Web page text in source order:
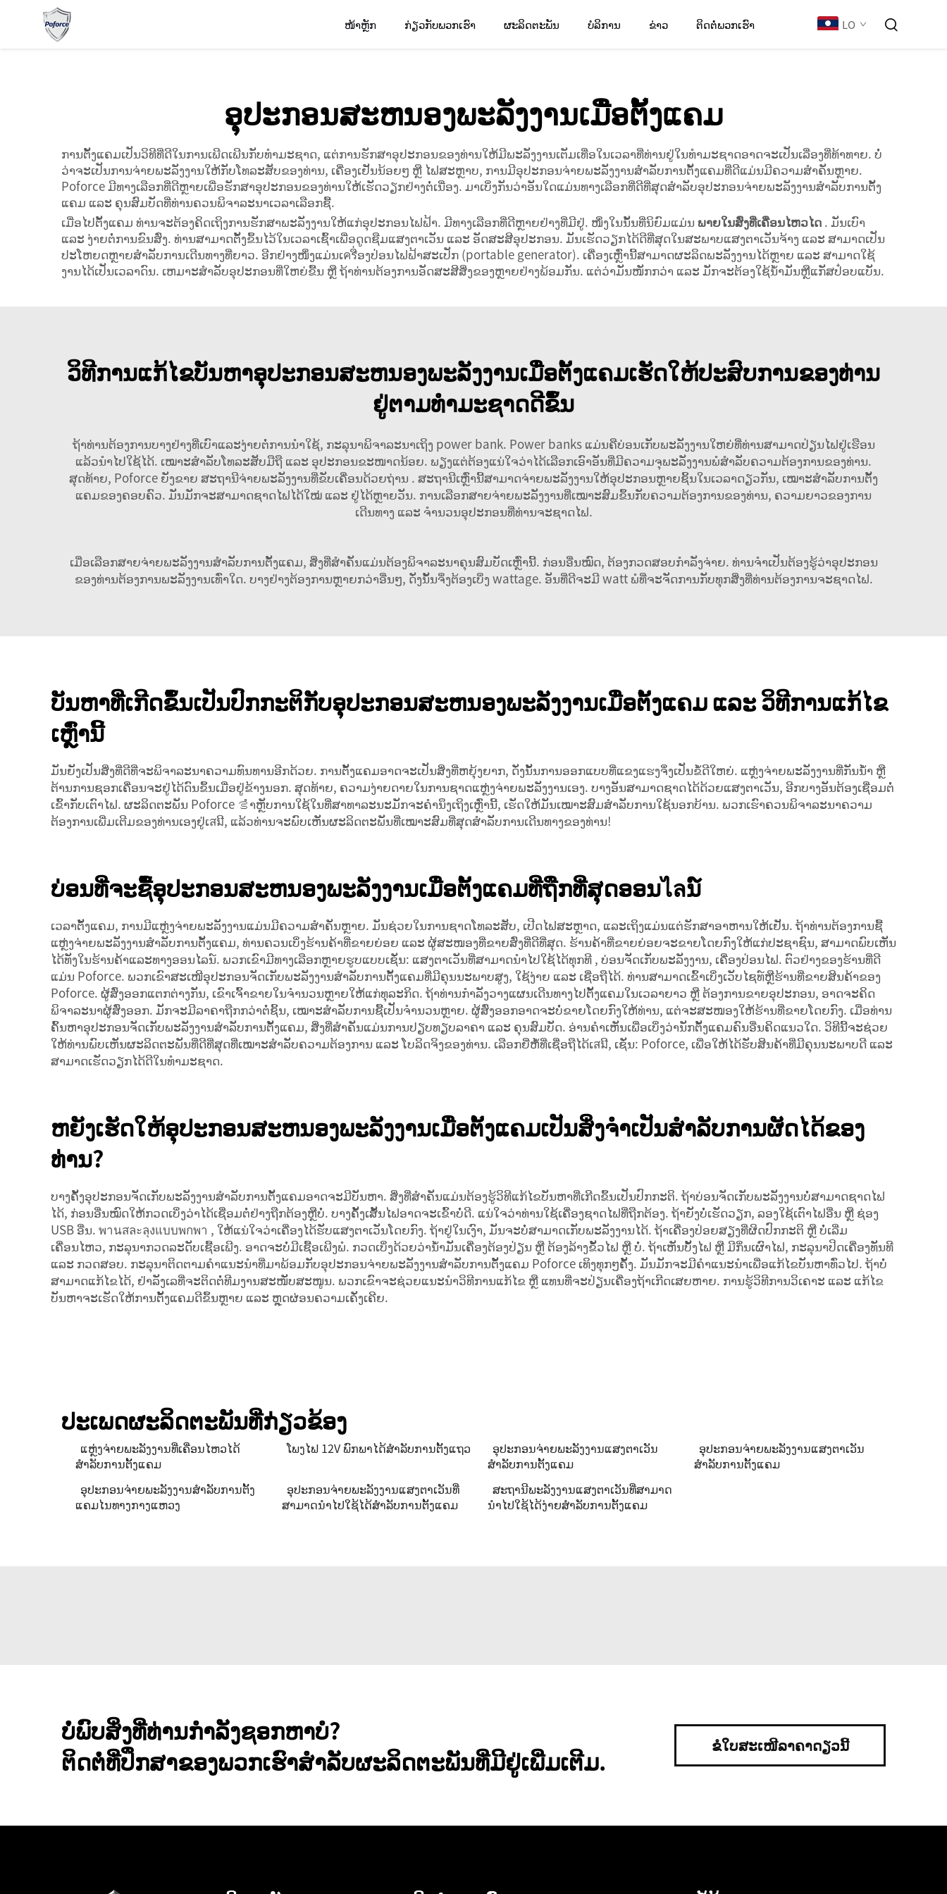
ໜ້າຫຼັກ ກ່ຽວກັບພວກເຮົາ ຜະລິດຕະພັນ ບໍລິການ ຂ່າວ ຕິດຕໍ່ພວກເຮົາ LO
ອຸປະກອນສະຫນອງພະລັງງານເມື່ອຕັ້ງແຄມ
ການຕັ້ງແຄມເປັນວິທີທີ່ດີໃນການເພີດເພີນກັບທຳມະຊາດ, ແຕ່ການຮັກສາອຸປະກອນຂອງທ່ານໃຫ້ມີພະລັງງານເຕັມເທື່ອໃນເວລາທີ່ທ່ານຢູ່ໃນທຳມະຊາດອາດຈະເປັນເລື່ອງທີ່ທ້າທາຍ. ບໍ່
ວ່າຈະເປັນການຈ່າຍພະລັງງານໃຫ້ກັບໂທລະສັບຂອງທ່ານ, ເຄື່ອງເຢັນນ້ອຍໆ ຫຼື ໄຟສະຫຼາບ, ການມີອຸປະກອນຈ່າຍພະລັງງານສຳລັບການຕັ້ງແຄມທີ່ດີແມ່ນມີຄວາມສຳຄັນຫຼາຍ.
Poforce ມີທາງເລືອກທີ່ດີຫຼາຍເພື່ອຮັກສາອຸປະກອນຂອງທ່ານໃຫ້ເຮັດວຽກຢ່າງຕໍ່ເນື່ອງ. ມາເບິ່ງກັນວ່າອັນໃດແມ່ນທາງເລືອກທີ່ດີທີ່ສຸດສຳລັບອຸປະກອນຈ່າຍພະລັງງານສຳລັບການຕັ້ງ
ແຄມ ແລະ ຄຸນສົມບັດທີ່ທ່ານຄວນພິຈາລະນາເວລາເລືອກຊື້.
ເມື່ອໄປຕັ້ງແຄມ ທ່ານຈະຕ້ອງຄິດເຖິງການຮັກສາພະລັງງານໃຫ້ແກ່ອຸປະກອນໄຟຟ້າ. ມີທາງເລືອກທີ່ດີຫຼາຍຢ່າງທີ່ມີຢູ່. ໜຶ່ງໃນນັ້ນທີ່ນິຍົມແມ່ນ ພາຍໃນສົ່ງທີ່ເຄື່ອນໄຫວໄດ . ມັນເບົາ
ແລະ ງ່າຍຕໍ່ການຂົນສົ່ງ. ທ່ານສາມາດຕັ້ງຂຶ້ນໄວ້ໃນເວລາເຊົ້າເພື່ອດູດຊືມແສງຕາເວັນ ແລະ ອັດສະສີອຸປະກອນ. ມັນເຮັດວຽກໄດ້ດີທີ່ສຸດໃນສະພາບແສງຕາເວັນຈ້າງ ແລະ ສາມາດເປັນ
ປະໂຫຍດຫຼາຍສຳລັບການເດີນທາງທີ່ຍາວ. ອີກຢ່າງໜຶ່ງແມ່ນເครື່ອງປ່ອນໄຟຟ້າສະເປັກ (portable generator). ເຄື່ອງເຫຼົ່ານີ້ສາມາດຜະລິດພະລັງງານໄດ້ຫຼາຍ ແລະ ສາມາດໃຊ້
ງານໄດ້ເປັນເວລາດົນ. ເຫມາະສຳລັບອຸປະກອນທີ່ໃຫຍ່ຂື້ນ ຫຼື ຖ້າທ່ານຕ້ອງການອັດສະສີສິ່ງຂອງຫຼາຍຢ່າງພ້ອມກັນ. ແຕ່ວ່າມັນໜັກກວ່າ ແລະ ມັກຈະຕ້ອງໃຊ້ນ້ຳມັນຫຼືແກັສປ໋ອບແບັນ.
ວິທີການແກ້ໄຂບັນຫາອຸປະກອນສະຫນອງພະລັງງານເມື່ອຕັ້ງແຄມເຮັດໃຫ້ປະສົບການຂອງທ່ານ
ຢູ່ຕາມທຳມະຊາດດີຂຶ້ນ
ຖ້າທ່ານຕ້ອງການບາງຢ່າງທີ່ເບົາແລະງ່າຍຕໍ່ການນຳໃຊ້, ກະລຸນາພິຈາລະນາເຖິງ power bank. Power banks ແມ່ນຄືບ່ອນເກັບພະລັງງານໃຫຍ່ທີ່ທ່ານສາມາດປ່ຽນໄຟຢູ່ເຮືອນ
ແລ້ວນຳໄປໃຊ້ໄດ້. ເໝາະສຳລັບໂທລະສັບມືຖື ແລະ ອຸປະກອນຂະໜາດນ້ອຍ. ພຽງແຕ່ຕ້ອງແນ່ໃຈວ່າໄດ້ເລືອກເອົາອັນທີ່ມີຄວາມຈຸພະລັງງານພໍສຳລັບຄວາມຕ້ອງການຂອງທ່ານ.
ສຸດທ້າຍ, Poforce ຍັງຂາຍ ສະຖານີຈ່າຍພະລັງງານທີ່ຂັບເຄື່ອນດ້ວຍຖ່ານ . ສະຖານີເຫຼົ່ານີ້ສາມາດຈ່າຍພະລັງງານໃຫ້ອຸປະກອນຫຼາຍຊິ້ນໃນເວລາດຽວກັນ, ເໝາະສຳລັບການຕັ້ງ
ແຄມຂອງຄອບຄົວ. ມັນມັກຈະສາມາດຊາດໄຟໄດ້ໃໝ່ ແລະ ຢູ່ໄດ້ຫຼາຍວັນ. ການເລືອກສາຍຈ່າຍພະລັງງານທີ່ເໝາະສົມຂຶ້ນກັບຄວາມຕ້ອງການຂອງທ່ານ, ຄວາມຍາວຂອງການ
ເດີນທາງ ແລະ ຈຳນວນອຸປະກອນທີ່ທ່ານຈະຊາດໄຟ.
ເມື່ອເລືອກສາຍຈ່າຍພະລັງງານສຳລັບການຕັ້ງແຄມ, ສິ່ງທີ່ສຳຄັນແມ່ນຕ້ອງພິຈາລະນາຄຸນສົມບັດເຫຼົ່ານີ້. ກ່ອນອື່ນໝົດ, ຕ້ອງກວດສອບກຳລັງຈ່າຍ. ທ່ານຈຳເປັນຕ້ອງຮູ້ວ່າອຸປະກອນ
ຂອງທ່ານຕ້ອງການພະລັງງານເທົ່າໃດ. ບາງຢ່າງຕ້ອງການຫຼາຍກວ່າອື່ນໆ, ດັ່ງນັ້ນຈຶ່ງຕ້ອງເບິ່ງ wattage. ອັນທີ່ດີຈະມີ watt ພໍທີ່ຈະຈັດການກັບທຸກສິ່ງທີ່ທ່ານຕ້ອງການຈະຊາດໄຟ.
ບັນຫາທີ່ເກີດຂຶ້ນເປັນປົກກະຕິກັບອຸປະກອນສະຫນອງພະລັງງານເມື່ອຕັ້ງແຄມ ແລະ ວິທີການແກ້ໄຂ
ເຫຼົ່ານີ້
ມັນຍັງເປັນສິ່ງທີ່ດີທີ່ຈະພິຈາລະນາຄວາມທົນທານອີກດ້ວຍ. ການຕັ້ງແຄມອາດຈະເປັນສິ່ງທີ່ຫຍຸ້ງຍາກ, ດັ່ງນັ້ນການອອກແບບທີ່ແຂງແຮງຈຶ່ງເປັນຂໍ້ດີໃຫຍ່. ແຫຼ່ງຈ່າຍພະລັງງານທີ່ກັນນ້ຳ ຫຼື
ຕ້ານການຊອກເຄື່ອນຈະຢູ່ໄດ້ດົນຂຶ້ນເມື່ອຢູ່ຂ້າງນອກ. ສຸດທ້າຍ, ຄວາມງ່າຍດາຍໃນການຊາດແຫຼ່ງຈ່າຍພະລັງງານເອງ. ບາງອັນສາມາດຊາດໄດ້ດ້ວຍແສງຕາເວັນ, ອີກບາງອັນຕ້ອງເຊື່ອມຕໍ່
ເຂົ້າກັບເຕົາໄຟ. ຜະລິດຕະພັນ Poforce ࡦຳຫຼັບການໃຊ້ໃນທີ່ສາທາລະນະມັກຈະຄຳນຶງເຖິງເຫຼົ່ານີ້, ເຮັດໃຫ້ມັນເໝາະສົມສຳລັບການໃຊ້ນອກບ້ານ. ພວກເຮົາຄວນພິຈາລະນາຄວາມ
ຕ້ອງການເພີ່ມເຕີມຂອງທ່ານເອງຢູ່ເสมີ, ແລ້ວທ່ານຈະພົບເຫັນຜະລິດຕະພັນທີ່ເໝາະສົມທີ່ສຸດສຳລັບການເດີນທາງຂອງທ່ານ!
ບ່ອນທີ່ຈະຊື້ອຸປະກອນສະຫນອງພະລັງງານເມື່ອຕັ້ງແຄມທີ່ຖືກທີ່ສຸດອອນไลນ໌
ເວລາຕັ້ງແຄມ, ການມີແຫຼ່ງຈ່າຍພະລັງງານແມ່ນມີຄວາມສຳຄັນຫຼາຍ. ມັນຊ່ວຍໃນການຊາດໂທລະສັບ, ເປີດໄຟສະຫຼາດ, ແລະເຖິງແມ່ນແຕ່ຮັກສາອາຫານໃຫ້ເຢັນ. ຖ້າທ່ານຕ້ອງການຊື້
ແຫຼ່ງຈ່າຍພະລັງງານສຳລັບການຕັ້ງແຄມ, ທ່ານຄວນເບິ່ງຮ້ານຄ້າທີ່ຂາຍຍ່ອຍ ແລະ ຜູ້ສະໜອງທີ່ຂາຍສົ່ງທີ່ດີທີ່ສຸດ. ຮ້ານຄ້າທີ່ຂາຍຍ່ອຍຈະຂາຍໂດຍກົງໃຫ້ແກ່ປະຊາຊົນ, ສາມາດພົບເຫັນ
ໄດ້ທັງໃນຮ້ານຄ້າແລະທາງອອນໄລນ໌. ພວກເຂົາມີທາງເລືອກຫຼາຍຮູບແບບເຊັ່ນ: ແສງຕາເວັນທີ່ສາມາດນຳໄປໃຊ້ໄດ້ທຸກທີ , ບ່ອນຈັດເກັບພະລັງງານ, ເຄື່ອງປ່ອນໄຟ. ຕົວຢ່າງຂອງຮ້ານທີ່ດີ
ແມ່ນ Poforce. ພວກເຂົາສະເໜີອຸປະກອນຈັດເກັບພະລັງງານສຳລັບການຕັ້ງແຄມທີ່ມີຄຸນນະພາບສູງ, ໃຊ້ງ່າຍ ແລະ ເຊື່ອຖືໄດ້. ທ່ານສາມາດເຂົ້າເບິ່ງເວັບໄຊທ໌ຫຼືຮ້ານທີ່ຂາຍສິນຄ້າຂອງ
Poforce. ຜູ້ສົ່ງອອກແຕກຕ່າງກັນ, ເຂົາເຈົ້າຂາຍໃນຈຳນວນຫຼາຍໃຫ້ແກ່ທຸລະກິດ. ຖ້າທ່ານກຳລັງວາງແຜນເດີນທາງໄປຕັ້ງແຄມໃນເວລາຍາວ ຫຼື ຕ້ອງການຂາຍອຸປະກອນ, ອາດຈະຄິດ
ພິຈາລະນາຜູ້ສົ່ງອອກ. ມັກຈະມີລາຄາຖືກກວ່າຕໍ່ຊິ້ນ, ເໝາະສຳລັບການຊື້ເປັນຈຳນວນຫຼາຍ. ຜູ້ສົ່ງອອກອາດຈະບໍ່ຂາຍໂດຍກົງໃຫ້ທ່ານ, ແຕ່ຈະສະໜອງໃຫ້ຮ້ານທີ່ຂາຍໂດຍກົງ. ເມື່ອທ່ານ
ຄົ້ນຫາອຸປະກອນຈັດເກັບພະລັງງານສຳລັບການຕັ້ງແຄມ, ສິ່ງທີ່ສຳຄັນແມ່ນການປຽບທຽບລາຄາ ແລະ ຄຸນສົມບັດ. ອ່ານຄຳເຫັນເພື່ອເບິ່ງວ່ານັກຕັ້ງແຄມຄົນອື່ນຄິດແນວໃດ. ວິທີນີ້ຈະຊ່ວຍ
ໃຫ້ທ່ານພົບເຫັນຜະລິດຕະພັນທີ່ດີທີ່ສຸດທີ່ເໝາະສຳລັບຄວາມຕ້ອງການ ແລະ ໂບລິດຈິງຂອງທ່ານ. ເລືອກຍີ່ຫໍ້ທີ່ເຊື່ອຖືໄດ້ເสมີ, ເຊັ່ນ: Poforce, ເພື່ອໃຫ້ໄດ້ຮັບສິນຄ້າທີ່ມີຄຸນນະພາບດີ ແລະ
ສາມາດເຮັດວຽກໄດ້ດີໃນທຳມະຊາດ.
ຫຍັງເຮັດໃຫ້ອຸປະກອນສະຫນອງພະລັງງານເມື່ອຕັ້ງແຄມເປັນສິ່ງຈຳເປັນສຳລັບການຜັດໄດ້ຂອງ
ທ່ານ?
ບາງຄັ້ງອຸປະກອນຈັດເກັບພະລັງງານສຳລັບການຕັ້ງແຄມອາດຈະມີບັນຫາ. ສິ່ງທີ່ສຳຄັນແມ່ນຕ້ອງຮູ້ວິທີແກ້ໄຂບັນຫາທີ່ເກີດຂຶ້ນເປັນປົກກະຕິ. ຖ້າບ່ອນຈັດເກັບພະລັງງານບໍ່ສາມາດຊາດໄຟ
ໄດ້, ກ່ອນອື່ນໝົດໃຫ້ກວດເບິ່ງວ່າໄດ້ເຊື່ອມຕໍ່ຢ່າງຖືກຕ້ອງຫຼືບໍ່. ບາງຄັ້ງເສັ້ນໄຟອາດຈະເຂົ້າບໍ່ດີ. ແນ່ໃຈວ່າທ່ານໃຊ້ເຄື່ອງຊາດໄຟທີ່ຖືກຕ້ອງ. ຖ້າຍັງບໍ່ເຮັດວຽກ, ລອງໃຊ້ເຕົາໄຟອື່ນ ຫຼື ຊ່ອງ
USB ອື່ນ. พานสละลุงแบบพกพา , ໃຫ້ແນ່ໃຈວ່າເຄື່ອງໄດ້ຮັບແສງຕາເວັນໂດຍກົງ. ຖ້າຢູ່ໃນເງົາ, ມັນຈະບໍ່ສາມາດເກັບພະລັງງານໄດ້. ຖ້າເຄື່ອງປ່ອຍສຽງທີ່ຜິດປົກກະຕິ ຫຼື ບໍ່ເລີ່ມ
ເຄື່ອນໄຫວ, ກະລຸນາກວດລະດັບເຊື້ອເພີງ. ອາດຈະບໍ່ມີເຊື້ອເພີງພໍ. ກວດເບິ່ງດ້ວຍວ່ານ້ຳມັນເຄື່ອງຕ້ອງປ່ຽນ ຫຼື ຕ້ອງລ້າງຂັ້ວໄຟ ຫຼື ບໍ່. ຖ້າເຫັນບັ້ງໄຟ ຫຼື ມີກິ່ນເຜົາໄຟ, ກະລຸນາປິດເຄື່ອງທັນທີ
ແລະ ກວດສອບ. ກະລຸນາຕິດຕາມຄຳແນະນຳທີ່ມາພ້ອມກັບອຸປະກອນຈ່າຍພະລັງງານສຳລັບການຕັ້ງແຄມ Poforce ເທິງທຸກໆຄັ້ງ. ມັນມັກຈະມີຄຳແນະນຳເພື່ອແກ້ໄຂບັນຫາທົ່ວໄປ. ຖ້າບໍ່
ສາມາດແກ້ໄຂໄດ້, ຢ່າລັງເລທີ່ຈະຕິດຕໍ່ທີມງານສະໜັບສະໜູນ. ພວກເຂົາຈະຊ່ວຍແນະນຳວິທີການແກ້ໄຂ ຫຼື ແທນທີ່ຈະປ່ຽນເຄື່ອງຖ້າເກີດເສຍຫາຍ. ການຮູ້ວິທີການວິເຄາະ ແລະ ແກ້ໄຂ
ບັນຫາຈະເຮັດໃຫ້ການຕັ້ງແຄມດີຂຶ້ນຫຼາຍ ແລະ ຫຼຸດຜ່ອນຄວາມເຄັ່ງເຄີຍ.
ປະເພດຜະລິດຕະພັນທີ່ກ່ຽວຂ້ອງ
ແຫຼ່ງຈ່າຍພະລັງງານທີ່ເຄື່ອນໄຫວໄດ້
ສຳລັບການຕັ້ງແຄມ
ໂພງໄຟ 12V ພົກພາໄດ້ສຳລັບການຕັ້ງແຖວ
ອຸປະກອນຈ່າຍພະລັງງານແສງຕາເວັນ
ສຳລັບການຕັ້ງແຄມ
ອຸປະກອນຈ່າຍພະລັງງານແສງຕາເວັນ
ສຳລັບການຕັ້ງແຄມ
ອຸປະກອນຈ່າຍພະລັງງານສຳລັບການຕັ້ງ
ແຄມໄນທາງກາງແຫວງ
ອຸປະກອນຈ່າຍພະລັງງານແສງຕາເວັນທີ່
ສາມາດນຳໄປໃຊ້ໄດ້ສຳລັບການຕັ້ງແຄມ
ສະຖານີພະລັງງານແສງຕາເວັນທີ່ສາມາດ
ນຳໄປໃຊ້ໄດ້ງ່າຍສຳລັບການຕັ້ງແຄມ
ບໍ່ພົບສິ່ງທີ່ທ່ານກໍາລັງຊອກຫາບໍ?
ຕິດຕໍ່ທີ່ປຶກສາຂອງພວກເຮົາສໍາລັບຜະລິດຕະພັນທີ່ມີຢູ່ເພີ່ມເຕີມ.
ຂໍໃບສະເໜີລາຄາດຽວນີ້